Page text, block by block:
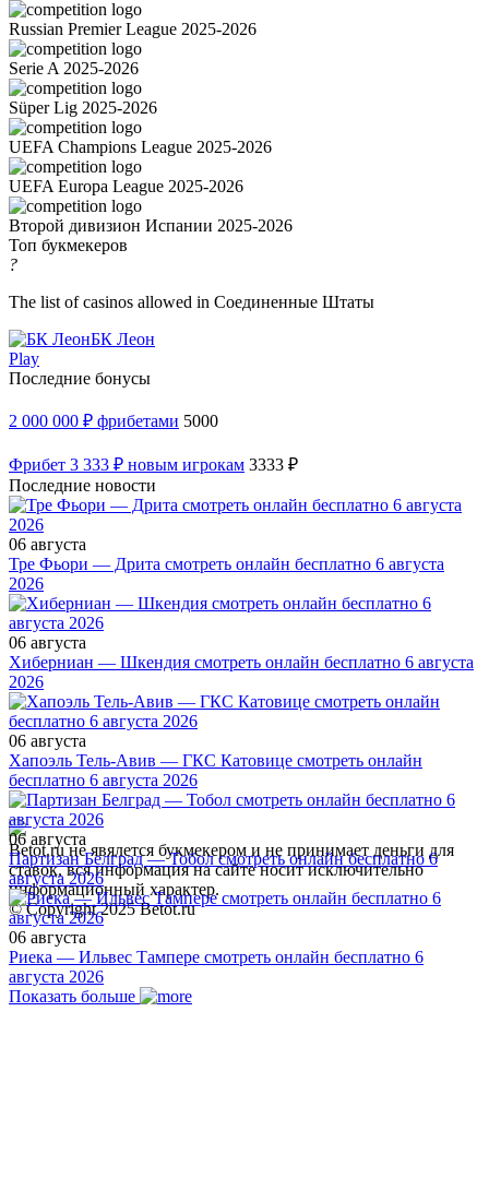
Russian Premier League 2025-2026
Serie A 2025-2026
Süper Lig 2025-2026
UEFA Champions League 2025-2026
UEFA Europa League 2025-2026
Второй дивизион Испании 2025-2026
Топ букмекеров
?
The list of casinos allowed in Соединенные Штаты
БК Леон
Play
Последние бонусы
2 000 000 ₽ фрибетами 5000
Фрибет 3 333 ₽ новым игрокам 3333 ₽
Последние новости
06 августа
Тре Фьори — Дрита смотреть онлайн бесплатно 6 августа
2026
06 августа
Хиберниан — Шкендия смотреть онлайн бесплатно 6 августа
2026
06 августа
Хапоэль Тель-Авив — ГКС Катовице смотреть онлайн
бесплатно 6 августа 2026
06 августа
Партизан Белград — Тобол смотреть онлайн бесплатно 6
августа 2026
06 августа
Риека — Ильвес Тампере смотреть онлайн бесплатно 6
августа 2026
Показать больше
Betot.ru не явялется букмекером и не принимает деньги для
ставок, вся информация на сайте носит исключительно
информационный характер.
© Copyright 2025 Betot.ru